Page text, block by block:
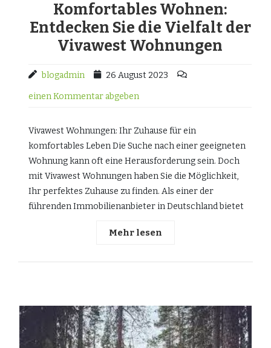
Komfortables Wohnen:
Entdecken Sie die Vielfalt der
Vivawest Wohnungen
blogadmin 26 August 2023
einen Kommentar abgeben
Vivawest Wohnungen: Ihr Zuhause für ein
komfortables Leben Die Suche nach einer geeigneten
Wohnung kann oft eine Herausforderung sein. Doch
mit Vivawest Wohnungen haben Sie die Möglichkeit,
Ihr perfektes Zuhause zu finden. Als einer der
führenden Immobilienanbieter in Deutschland bietet
Mehr lesen